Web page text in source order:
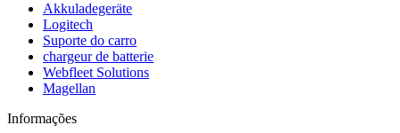
Akkuladegeräte
Logitech
Suporte do carro
chargeur de batterie
Webfleet Solutions
Magellan
Informações